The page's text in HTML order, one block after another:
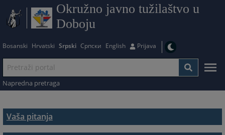
Okružno javno tužilaštvo u
Doboju
Bosanski Hrvatski Srpski Српски English Prijava
Napredna pretraga
Vaša pitanja